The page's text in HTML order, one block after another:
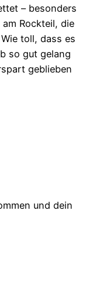
– besonders
Rockteil, die
toll, dass es
so gut gelang
geblieben
und dein